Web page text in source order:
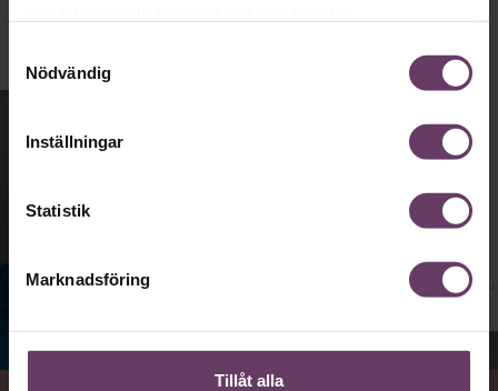
Nödvändig
Inställningar
Statistik
Marknadsföring
Tillåt alla
Jenny Madestam, docent i statsvetenskap.